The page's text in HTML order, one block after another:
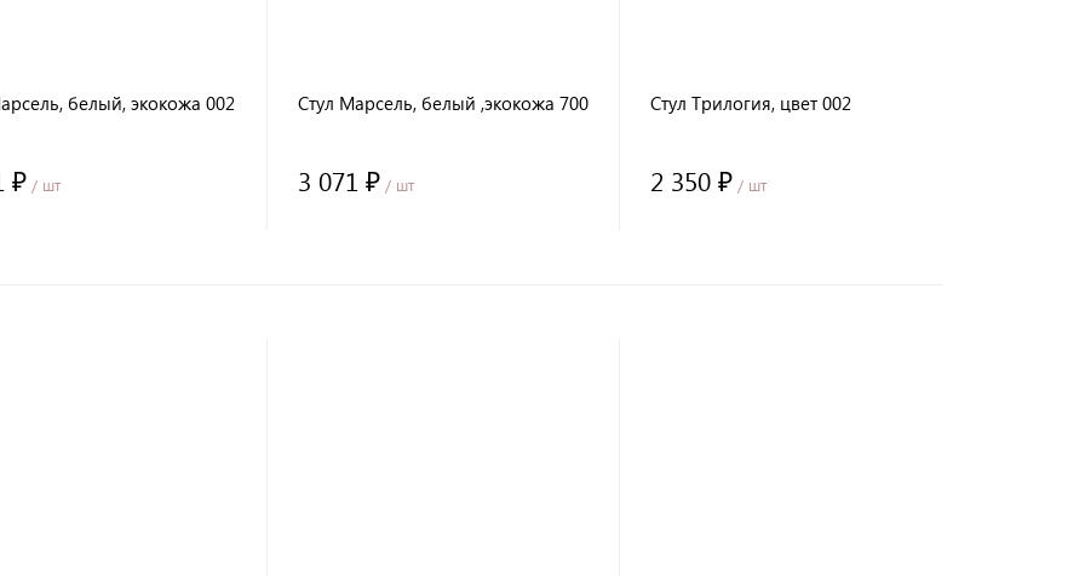
белый, экокожа 002
₽ / шт
Стул Марсель, белый ,экокожа 700
3 071 ₽/ шт
Стул Трилогия, цвет 002
2 350 ₽ / шт